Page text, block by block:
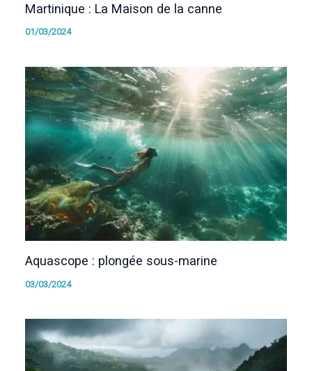
Martinique : La Maison de la canne
01/03/2024
Aquascope : plongée sous-marine
03/03/2024